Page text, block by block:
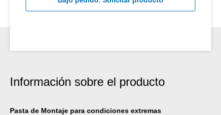
Información sobre el producto
Pasta de Montaje para condiciones extremas